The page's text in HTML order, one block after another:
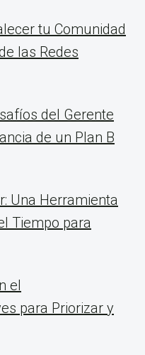
tu Comunidad
las Redes
del Gerente
de un Plan B
Una Herramienta
Tiempo para
el
para Priorizar y